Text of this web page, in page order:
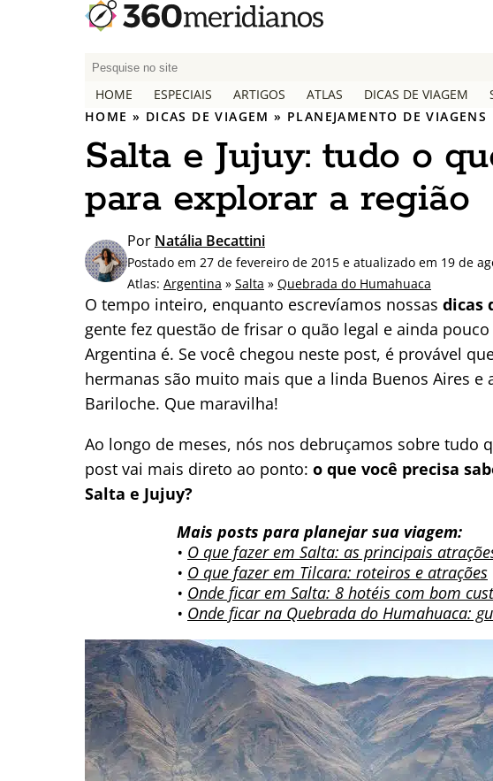
P
q
u
i
s
a
p
o
r
HOME ESPECIAIS ARTIGOS ATLAS DICAS DE VIAGEM
HOME » DICAS DE VIAGEM » PLANEJAMENTO DE VIAGENS
Salta e Jujuy: tudo o
para explorar a região
Por Natália Becattini
Postado em 27 de fevereiro de 2015 e atualizado em 19 de
Atlas: Argentina » Salta » Quebrada do Humahuaca
O tempo inteiro, enquanto escrevíamos nossas dicas
gente fez questão de frisar o quão legal e ainda
Argentina é. Se você chegou neste post, é provável
hermanas são muito mais que a linda Buenos Aires e
Bariloche. Que maravilha!
Ao longo de meses, nós nos debruçamos sobre tudo
post vai mais direto ao ponto: o que você precisa
Salta e Jujuy?
Mais posts para planejar sua viagem:
• O que fazer em Salta: as principais
• O que fazer em Tilcara: roteiros e atrações
• Onde ficar em Salta: 8 hotéis com bom
• Onde ficar na Quebrada do Humahuaca: